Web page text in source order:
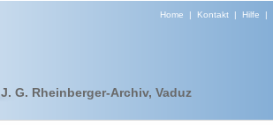
Home | Kontakt| Hilfe |
J. G. Rheinberger-Archiv, Vaduz